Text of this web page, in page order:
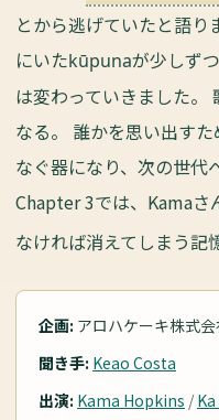
とから逃げていたと語り
にいたkūpunaが少しず
は変わっていきました。
なる。 誰かを思い出す
なぐ器になり、次の世代
Chapter 3では、Kamaさ
なければ消えてしまう記
企画: アロハケーキ株式
聞き手: Keao Costa
出演: Kama Hopkins /